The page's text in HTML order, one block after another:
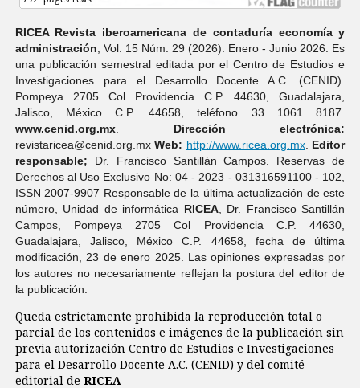
RICEA Revista iberoamericana de contaduría economí­a y
administración , Vol. 15 Núm. 29 (2026): Enero - Junio 2026. Es
una publicación semestral editada por el Centro de Estudios e
Investigaciones para el Desarrollo Docente A.C. (CENID).
Pompeya 2705 Col Providencia C.P. 44630, Guadalajara,
Jalisco, México C.P. 44658, teléfono 33 1061 8187.
www.cenid.org.mx. Dirección electrónica:
revistaricea@cenid.org.mxWeb: http://www.ricea.org.mx. Editor
responsable; Dr. Francisco Santillán Campos. Reservas de
Derechos al Uso Exclusivo No: 04 - 2023 - 031316591100 - 102,
ISSN 2007-9907 Responsable de la última actualización de este
número, Unidad de informática RICEA, Dr. Francisco Santillán
Campos, Pompeya 2705 Col Providencia C.P. 44630,
Guadalajara, Jalisco, México C.P. 44658, fecha de última
modificación, 23 de enero 2025. Las opiniones expresadas por
los autores no necesariamente reflejan la postura del editor de
la publicación.
Queda estrictamente prohibida la reproducción total o
parcial de los contenidos e imágenes de la publicación sin
previa autorización Centro de Estudios e Investigaciones
para el Desarrollo Docente A.C. (CENID) y del comité
editorial de RICEA